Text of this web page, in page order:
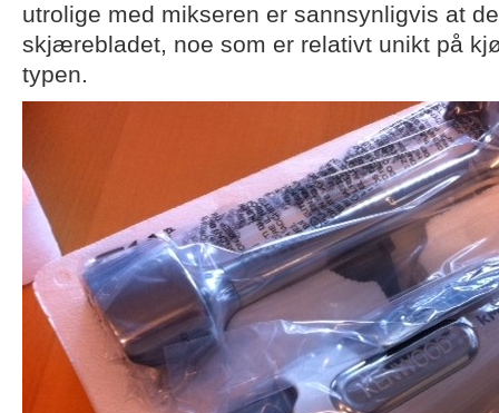
utrolige med mikseren er sannsynligvis at
skjærebladet, noe som er relativt unikt på
typen.